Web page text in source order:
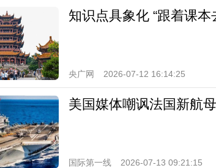
知识点具象化 “跟着课
央广网 2026-07-12 16:14:25
美国媒体嘲讽法国新航
国际第一线 2026-07-13 09:21:15